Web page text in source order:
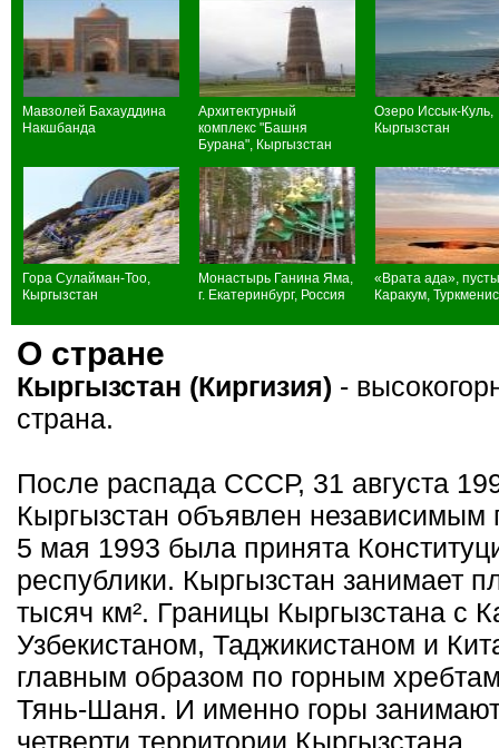
Мавзолей Бахауддина
Накшбанда
Архитектурный
комплекс "Башня
Бурана", Кыргызстан
Озеро Иссык-Куль,
Кыргызстан
Гора Сулайман-Тоо,
Кыргызстан
Монастырь Ганина Яма,
г. Екатеринбург, Россия
«Врата ада»,
Каракум,
О стране
Кыргызстан (Киргизия) -
страна.
После распада СССР, 31 августа
Кыргызстан объявлен независимым
5 мая 1993 была принята
республики. Кыргызстан занимает
тысяч км². Границы Кыргызстана с
Узбекистаном, Таджикистаном и
главным образом по горным
Тянь-Шаня. И именно горы
четверти территории Кыргызстана.